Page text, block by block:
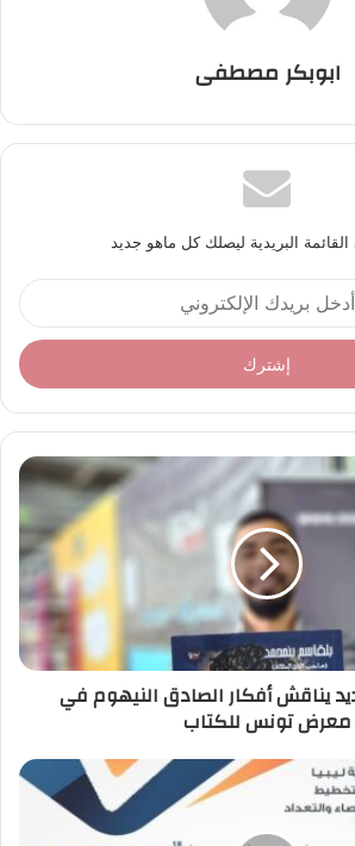
ابوبكر مصطفى
البريدية ليصلك كل ماهو جديد
يناقش أفكار الصادق النيهوم في
معرض تونس للكتاب